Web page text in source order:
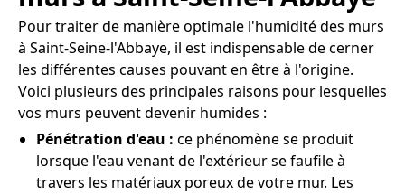
Pour traiter de manière optimale l'humidité des murs
à Saint-Seine-l'Abbaye, il est indispensable de cerner
les différentes causes pouvant en être à l'origine.
Voici plusieurs des principales raisons pour lesquelles
vos murs peuvent devenir humides :
Pénétration d'eau : ce phénomène se produit
lorsque l'eau venant de l'extérieur se faufile à
travers les matériaux poreux de votre mur. Les